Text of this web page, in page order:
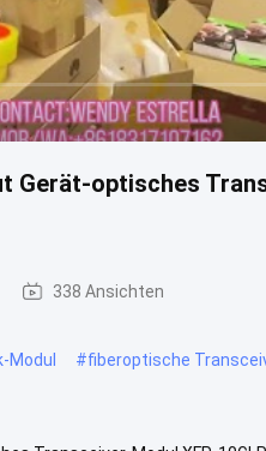
Gerät-optisches
338 Ansichten
Modul #fiberoptische